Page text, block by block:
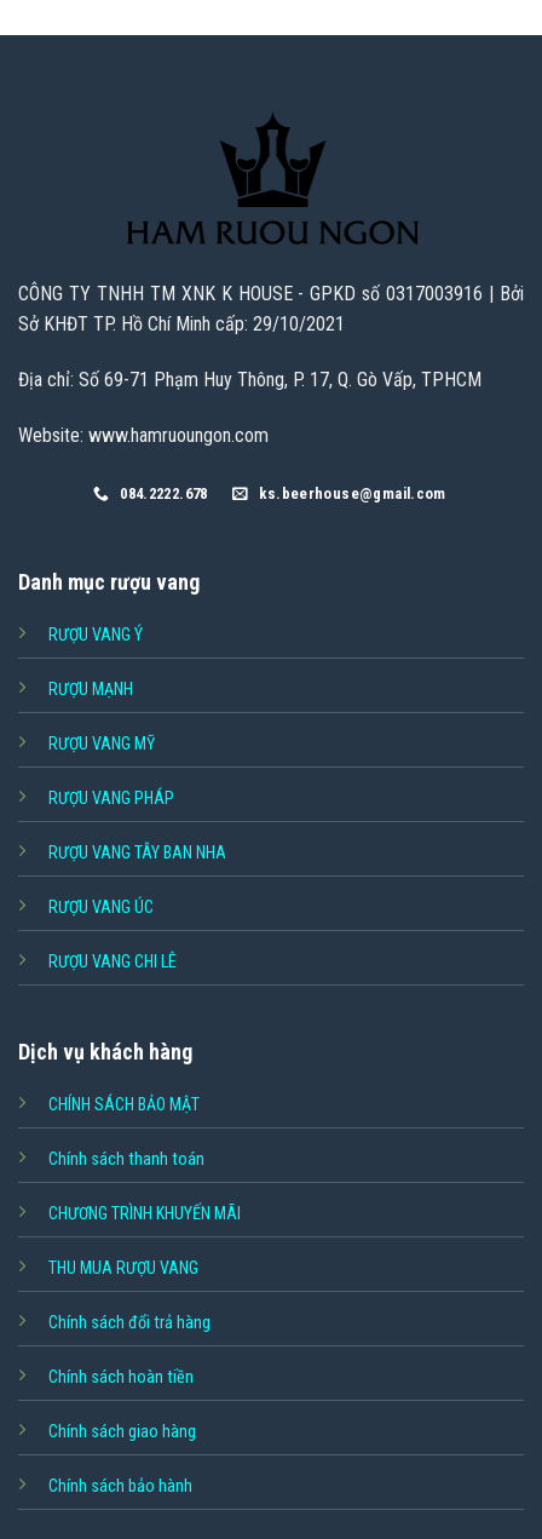
CÔNG TY TNHH TM XNK K HOUSE - GPKD số 0317003916 | Bởi
Sở KHĐT TP. Hồ Chí Minh cấp: 29/10/2021
Địa chỉ: Số 69-71 Phạm Huy Thông, P. 17, Q. Gò Vấp, TPHCM
Website: www.hamruoungon.com
084.2222.678 ks.beerhouse@gmail.com
Danh mục rượu vang
RƯỢU VANG Ý
RƯỢU MẠNH
RƯỢU VANG MỸ
RƯỢU VANG PHÁP
RƯỢU VANG TÂY BAN NHA
RƯỢU VANG ÚC
RƯỢU VANG CHI LÊ
Dịch vụ khách hàng
CHÍNH SÁCH BẢO MẬT
Chính sách thanh toán
CHƯƠNG TRÌNH KHUYẾN MÃI
THU MUA RƯỢU VANG
Chính sách đổi trả hàng
Chính sách hoàn tiền
Chính sách giao hàng
Chính sách bảo hành